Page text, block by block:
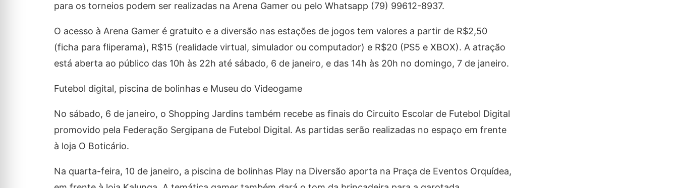
para os torneios podem ser realizadas na Arena Gamer ou pelo Whatsapp (79) 99612-8937.
O acesso à Arena Gamer é gratuito e a diversão nas estações de jogos tem valores a partir de R$2,50
(ficha para fliperama), R$15 (realidade virtual, simulador ou computador) e R$20 (PS5 e XBOX). A atração
está aberta ao público das 10h às 22h até sábado, 6 de janeiro, e das 14h às 20h no domingo, 7 de janeiro.
Futebol digital, piscina de bolinhas e Museu do Videogame
No sábado, 6 de janeiro, o Shopping Jardins também recebe as finais do Circuito Escolar de Futebol Digital
promovido pela Federação Sergipana de Futebol Digital. As partidas serão realizadas no espaço em frente
à loja O Boticário.
Na quarta-feira, 10 de janeiro, a piscina de bolinhas Play na Diversão aporta na Praça de Eventos Orquídea,